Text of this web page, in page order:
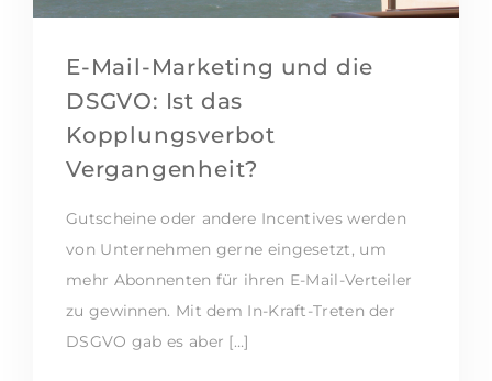
E-Mail-Marketing und die
DSGVO: Ist das
Kopplungsverbot
Vergangenheit?
Gutscheine oder andere Incentives werden
von Unternehmen gerne eingesetzt, um
mehr Abonnenten für ihren E-Mail-Verteiler
zu gewinnen. Mit dem In-Kraft-Treten der
DSGVO gab es aber […]